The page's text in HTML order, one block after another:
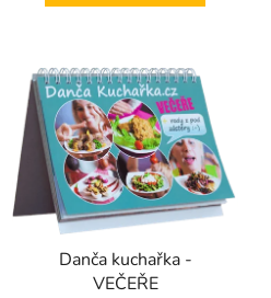
Danča kuchařka -
VEČEŘE